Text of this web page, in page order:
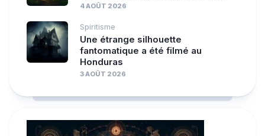
4 AOÛT 2026
Spiritisme
Une étrange silhouette
fantomatique a été filmé au
Honduras
3 AOÛT 2026